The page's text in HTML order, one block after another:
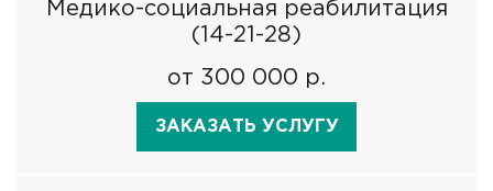
Медико-социальная реабилитация
(14-21-28)
от 300 000 р.
ЗАКАЗАТЬ УСЛУГУ